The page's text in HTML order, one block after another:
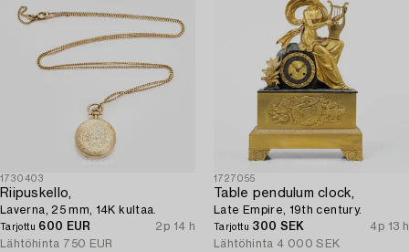
1730403
Riipuskello,
Laverna, 25 mm, 14K kultaa.
Tarjottu 600 EUR
2p 14 h
Lähtöhinta 750 EUR
1727055
Table pendulum clock,
Late Empire, 19th century.
Tarjottu 300 SEK
4p 13 h
Lähtöhinta 4 000 SEK